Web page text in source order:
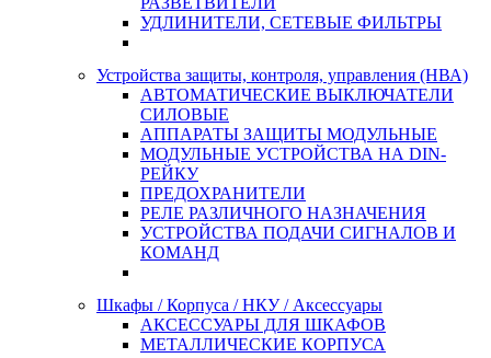
УДЛИНИТЕЛИ, СЕТЕВЫЕ ФИЛЬТРЫ
Устройства защиты, контроля, управления (НВА)
АВТОМАТИЧЕСКИЕ ВЫКЛЮЧАТЕЛИ
СИЛОВЫЕ
АППАРАТЫ ЗАЩИТЫ МОДУЛЬНЫЕ
МОДУЛЬНЫЕ УСТРОЙСТВА НА DIN-
РЕЙКУ
ПРЕДОХРАНИТЕЛИ
РЕЛЕ РАЗЛИЧНОГО НАЗНАЧЕНИЯ
УСТРОЙСТВА ПОДАЧИ СИГНАЛОВ И
КОМАНД
Шкафы / Корпуса / НКУ / Аксессуары
АКСЕССУАРЫ ДЛЯ ШКАФОВ
МЕТАЛЛИЧЕСКИЕ КОРПУСА